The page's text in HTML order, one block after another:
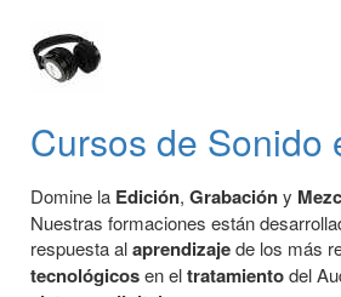
Cursos de Sonido
Domine la Edición, Grabacióny
Nuestras formaciones están
respuesta alaprendizajede los más
tecnológicosen eltratamientodel